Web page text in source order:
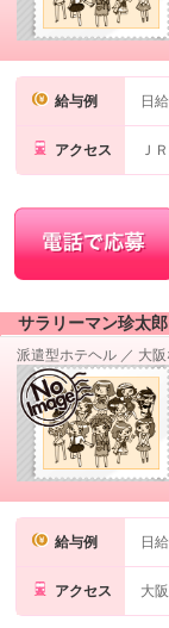
給与例 日
アクセス Ｊ
サラリーマン珍太
派遣型ホテヘル ／ 大
給与例 日
アクセス 大